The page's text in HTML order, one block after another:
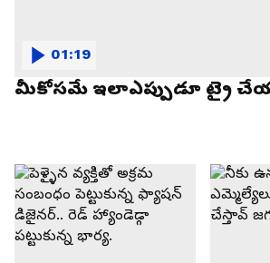
మీకోసమే ఇలాఎప్పుడూ ట్రై
01:19